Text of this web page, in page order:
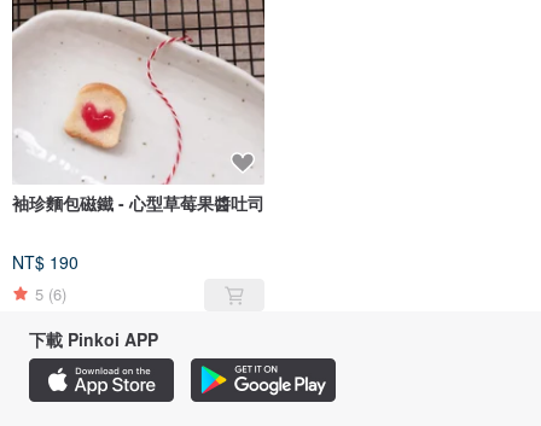
袖珍麵包磁鐵 - 心型草莓果醬吐司
NT$ 190
5 (6)
下載 Pinkoi APP